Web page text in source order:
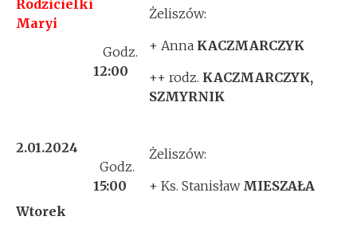
Rodzicielki
Maryi
Godz.
12:00
Żeliszów:
+ Anna KACZMARCZYK
++ rodz. KACZMARCZYK,
SZMYRNIK
2.01.2024
Wtorek
Godz.
15:00
Żeliszów:
+ Ks. Stanisław MIESZAŁA